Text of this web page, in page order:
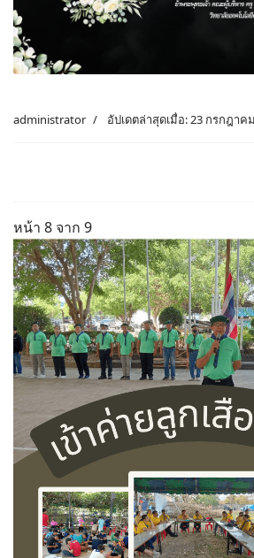
administrator อัปเดตล่าสุดเมื่อ: 23 กรกฎาค
หน้า 8 จาก 9